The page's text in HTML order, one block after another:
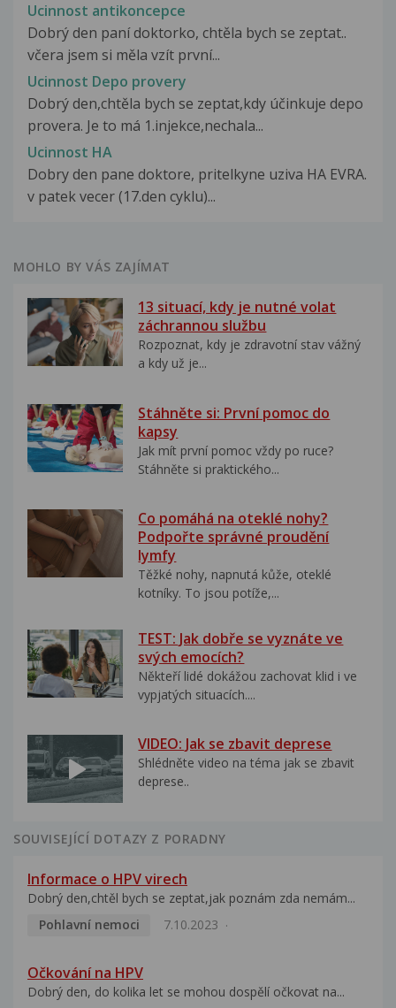
Ucinnost antikoncepce
Dobrý den paní doktorko, chtěla bych se zeptat..
včera jsem si měla vzít první...
Ucinnost Depo provery
Dobrý den,chtěla bych se zeptat,kdy účinkuje depo
provera. Je to má 1.injekce,nechala...
Ucinnost HA
Dobry den pane doktore, pritelkyne uziva HA EVRA.
v patek vecer (17.den cyklu)...
MOHLO BY VÁS ZAJÍMAT
13 situací, kdy je nutné volat
záchrannou službu
Rozpoznat, kdy je zdravotní stav vážný
a kdy už je...
Stáhněte si: První pomoc do
kapsy
Jak mít první pomoc vždy po ruce?
Stáhněte si praktického...
Co pomáhá na oteklé nohy?
Podpořte správné proudění
lymfy
Těžké nohy, napnutá kůže, oteklé
kotníky. To jsou potíže,...
TEST: Jak dobře se vyznáte ve
svých emocích?
Někteří lidé dokážou zachovat klid i ve
vypjatých situacích....
VIDEO: Jak se zbavit deprese
Shlédněte video na téma jak se zbavit
deprese..
SOUVISEJÍCÍ DOTAZY Z PORADNY
Informace o HPV virech
Dobrý den,chtěl bych se zeptat,jak poznám zda nemám...
Pohlavní nemoci
7.10.2023
Očkování na HPV
Dobrý den, do kolika let se mohou dospělí očkovat na...